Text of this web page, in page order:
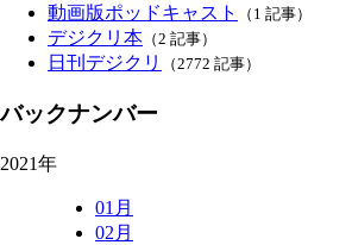
動画版ポッドキャスト （1 記事）
デジクリ本 （2 記事）
日刊デジクリ （2772 記事）
バックナンバー
2021年
01月
02月